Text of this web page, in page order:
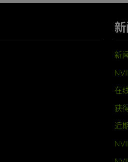
新
在
获
近